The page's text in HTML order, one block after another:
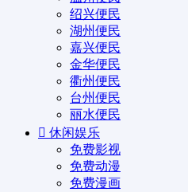
绍兴便民
湖州便民
嘉兴便民
金华便民
衢州便民
台州便民
丽水便民
休闲娱乐
免费影视
免费动漫
免费漫画